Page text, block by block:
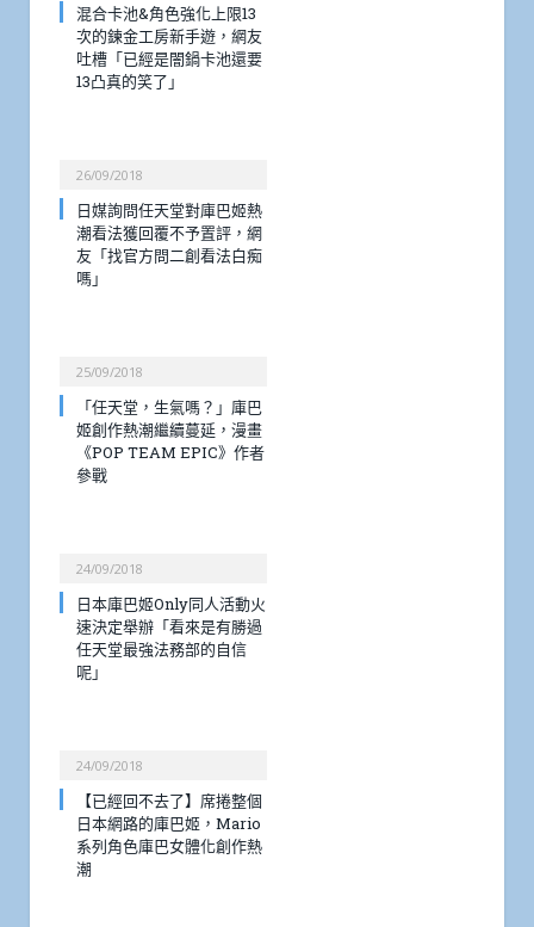
混合卡池&角色強化上限13
次的鍊金工房新手遊，網友
吐槽「已經是闇鍋卡池還要
13凸真的笑了」
26/09/2018
日媒詢問任天堂對庫巴姬熱
潮看法獲回覆不予置評，網
友「找官方問二創看法白痴
嗎」
25/09/2018
「任天堂，生氣嗎？」庫巴
姬創作熱潮繼續蔓延，漫畫
《POP TEAM EPIC》作者
參戰
24/09/2018
日本庫巴姬Only同人活動火
速決定舉辦「看來是有勝過
任天堂最強法務部的自信
呢」
24/09/2018
【已經回不去了】席捲整個
日本網路的庫巴姬，Mario
系列角色庫巴女體化創作熱
潮